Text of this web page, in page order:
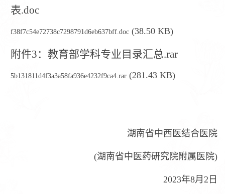
表.doc
f38f7c54e72738c7298791d6eb637bff.doc (38.50 KB)
附件3：教育部学科专业目录汇总.rar
5b131811d4f3a3a58fa936e4232f9ca4.rar (281.43 KB)
湖南省中西医结合医院
(湖南省中医药研究院附属医院)
2023年8月2日